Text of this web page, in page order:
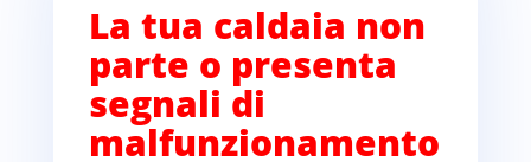
La tua caldaia non
parte o presenta
segnali di
malfunzionamento